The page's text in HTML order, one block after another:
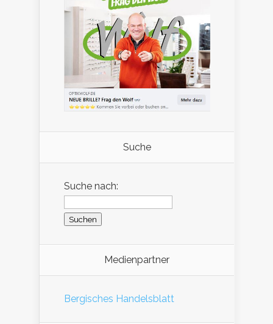
Suche
Suche nach:
Medienpartner
Bergisches Handelsblatt